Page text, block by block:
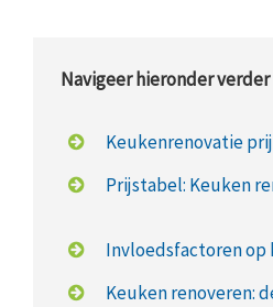
Navigeer hieronder verder
Keukenrenovatie
Prijstabel: Keuken
Invloedsfactoren op
Keuken renoveren: